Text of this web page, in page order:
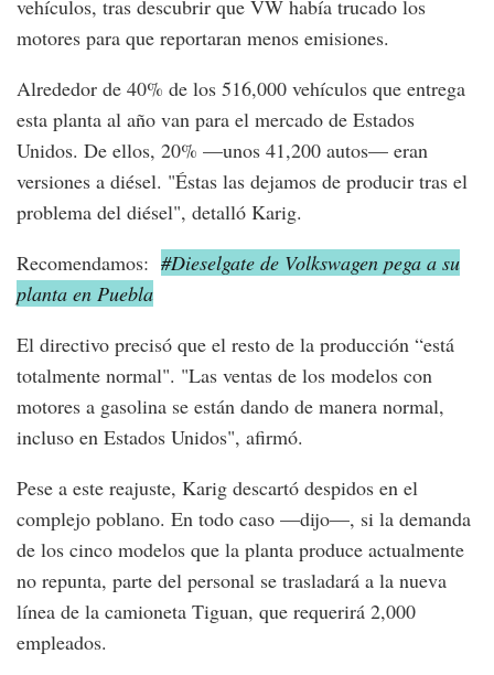
vehículos, tras descubrir que VW había trucado los
motores para que reportaran menos emisiones.
Alrededor de 40% de los 516,000 vehículos que entrega
esta planta al año van para el mercado de Estados
Unidos. De ellos, 20% —unos 41,200 autos— eran
versiones a diésel. "Éstas las dejamos de producir tras el
problema del diésel", detalló Karig.
Recomendamos: #Dieselgate de Volkswagen pega a su
planta en Puebla
El directivo precisó que el resto de la producción “está
totalmente normal". "Las ventas de los modelos con
motores a gasolina se están dando de manera normal,
incluso en Estados Unidos", afirmó.
Pese a este reajuste, Karig descartó despidos en el
complejo poblano. En todo caso —dijo—, si la demanda
de los cinco modelos que la planta produce actualmente
no repunta, parte del personal se trasladará a la nueva
línea de la camioneta Tiguan, que requerirá 2,000
empleados.